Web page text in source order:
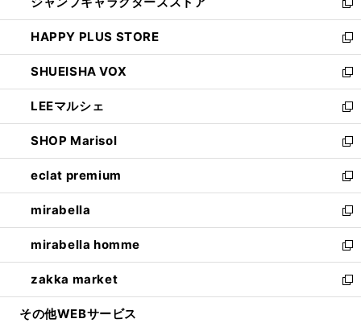
ィ
ン
ド
ウ
で
開
く
い
ウ
ィ
ン
ド
ウ
で
開
く
新
し
い
ウ
ィ
ン
ド
ウ
で
開
く
HAPPY PLUS STORE
新
し
い
ウ
ィ
ン
ド
ウ
で
開
く
SHUEISHA VOX
新
し
い
ウ
ィ
ン
ド
ウ
で
開
く
LEEマルシェ
新
し
い
ウ
ィ
ン
ド
ウ
で
開
く
SHOP Marisol
新
し
い
ウ
ィ
ン
ド
ウ
で
開
eclat premium
新
し
い
ウ
ィ
ン
ド
ウ
mirabella
新
し
い
ウ
ィ
ン
mirabella homme
新
し
い
ウ
zakka market
新
し
その他WEBサービス